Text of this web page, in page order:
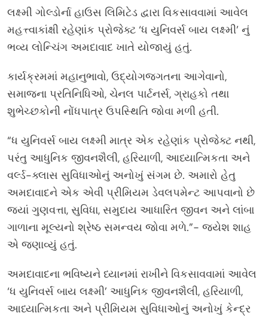
લક્ષ્મી ગોલ્ડોર્ના હાઉસ લિમિટેડ દ્વારા વિકસાવવામાં આવેલ
મહત્ત્વાકાંક્ષી રહેણાંક પ્રોજેક્ટ ‘ધ યુનિવર્સ બાય લક્ષ્મી’ નું
ભવ્ય લોન્ચિંગ અમદાવાદ ખાતે યોજાયું હતું.
કાર્યક્રમમાં મહાનુભાવો, ઉદ્યોગજગતના આગેવાનો,
સમાજના પ્રતિનિધિઓ, ચેનલ પાર્ટનર્સ, ગ્રાહકો તથા
શુભેચ્છકોની નોંધપાત્ર ઉપસ્થિતિ જોવા મળી હતી.
“ધ યુનિવર્સ બાય લક્ષ્મી માત્ર એક રહેણાંક પ્રોજેક્ટ નથી,
પરંતુ આધુનિક જીવનશૈલી, હરિયાળી, આધ્યાત્મિકતા અને
વર્લ્ડ-ક્લાસ સુવિધાઓનું અનોખું સંગમ છે. અમારો હેતુ
અમદાવાદને એક એવી પ્રીમિયમ ડેવલપમેન્ટ આપવાનો છે
જ્યાં ગુણવત્તા, સુવિધા, સમુદાય આધારિત જીવન અને લાંબા
ગાળાના મૂલ્યનો શ્રેષ્ઠ સમન્વય જોવા મળે.”- જયેશ શાહ
એ જણાવ્યું હતું.
અમદાવાદના ભવિષ્યને ધ્યાનમાં રાખીને વિકસાવવામાં આવેલ
‘ધ યુનિવર્સ બાય લક્ષ્મી’ આધુનિક જીવનશૈલી, હરિયાળી,
આધ્યાત્મિકતા અને પ્રીમિયમ સુવિધાઓનું અનોખું કેન્દ્ર